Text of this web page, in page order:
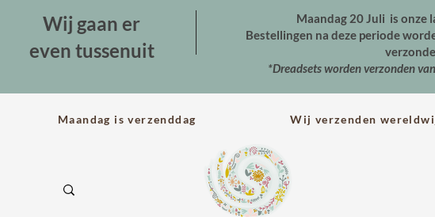
Wij gaan er
even tussenuit
Maandag 20 Juli is onze
Bestellingen na deze periode
*Dreadsets worden verzonden
Maandag is verzenddag Wij verzenden